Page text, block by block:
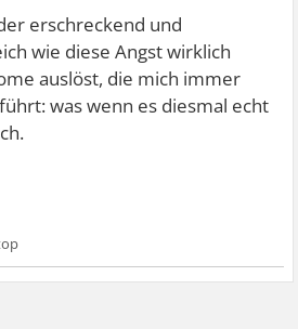
erschreckend und
wie diese Angst wirklich
auslöst, die mich immer
was wenn es diesmal echt